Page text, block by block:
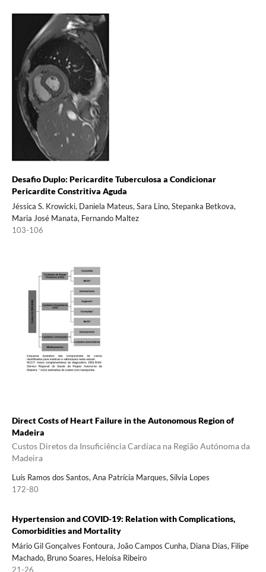
Desafio Duplo: Pericardite Tuberculosa a Condicionar
Pericardite Constritiva Aguda
Jéssica S. Krowicki, Daniela Mateus, Sara Lino, Stepanka Betkova,
Maria José Manata, Fernando Maltez
103-106
Direct Costs of Heart Failure in the Autonomous Region of
Madeira
Custos Diretos da Insuficiência Cardíaca na Região Autónoma da
Madeira
Luís Ramos dos Santos, Ana Patrícia Marques, Sílvia Lopes
172-80
Hypertension and COVID-19: Relation with Complications,
Comorbidities and Mortality
Mário Gil Gonçalves Fontoura, João Campos Cunha, Diana Dias, Filipe
Machado, Bruno Soares, Heloísa Ribeiro
21-26